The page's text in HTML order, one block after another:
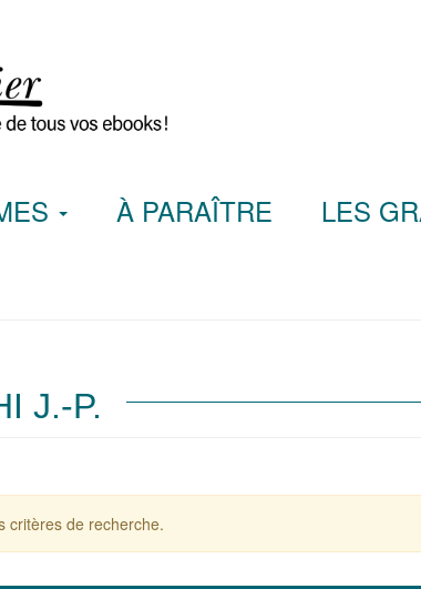
À PARAÎTRE LES
J.-P.
critères de recherche.